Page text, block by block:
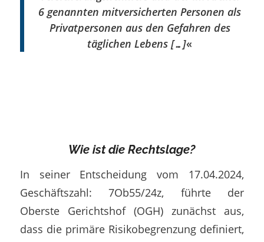
6 genannten mitversicherten Personen als
Privatpersonen aus den Gefahren des
täglichen Lebens […]«
Wie ist die Rechtslage?
In seiner Entscheidung vom 17.04.2024,
Geschäftszahl: 7Ob55/24z, führte der
Oberste Gerichtshof (OGH) zunächst aus,
dass die primäre Risikobegrenzung definiert,